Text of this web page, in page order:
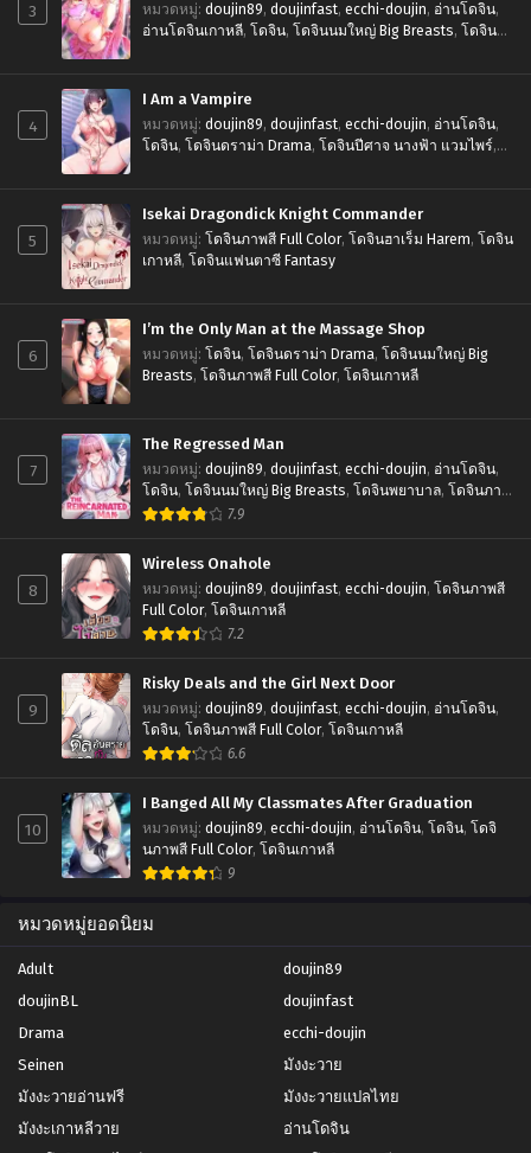
3 หมวดหมู่: doujin89, doujinfast, ecchi-doujin, อ่านโดจิน,
อ่านโดจินเกาหลี, โดจิน, โดจินนมใหญ่ Big Breasts, โดจิน
4
I Am a Vampire
หมวดหมู่: doujin89, doujinfast, ecchi-doujin, อ่านโดจิน,
โดจิน, โดจินดราม่า Drama, โดจินปีศาจ นางฟ้า แวมไพร์,
5
Isekai Dragondick Knight Commander
หมวดหมู่: โดจินภาพสี Full Color, โดจินฮาเร็ม Harem, โดจิน
เกาหลี, โดจินแฟนตาซี Fantasy
6
I’m the Only Man at the Massage Shop
หมวดหมู่: โดจิน, โดจินดราม่า Drama, โดจินนมใหญ่ Big
Breasts, โดจินภาพสี Full Color, โดจินเกาหลี
7
The Regressed Man
หมวดหมู่: doujin89, doujinfast, ecchi-doujin, อ่านโดจิน,
โดจิน, โดจินนมใหญ่ Big Breasts, โดจินพยาบาล, โดจินภาพ
สี Full Color, โดจินเกาหลี
7.9
8
Wireless Onahole
หมวดหมู่: doujin89, doujinfast, ecchi-doujin, โดจินภาพสี
Full Color, โดจินเกาหลี
7.2
9
Risky Deals and the Girl Next Door
หมวดหมู่: doujin89, doujinfast, ecchi-doujin, อ่านโดจิน,
โดจิน, โดจินภาพสี Full Color, โดจินเกาหลี
6.6
10
I Banged All My Classmates After Graduation
หมวดหมู่: doujin89, ecchi-doujin, อ่านโดจิน, โดจิน, โดจิ
นภาพสี Full Color, โดจินเกาหลี
9
หมวดหมู่ยอดนิยม
Adult
doujin89
doujinBL
doujinfast
Drama
ecchi-doujin
Seinen
มังงะวาย
มังงะวายอ่านฟรี
มังงะวายแปลไทย
มังงะเกาหลีวาย
อ่านโดจิน